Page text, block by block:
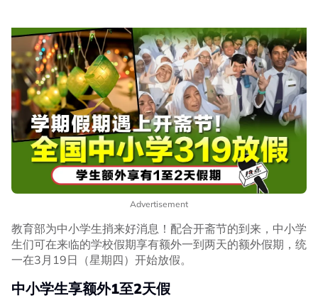
Advertisement
教育部为中小学生捎来好消息！配合开斋节的到来，中小学
生们可在来临的学校假期享有额外一到两天的额外假期，统
一在3月19日（星期四）开始放假。
中小学生享额外1至2天假